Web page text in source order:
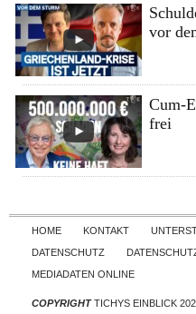
vor
Cum-
frei
HOME KONTAKT
DATENSCHUTZ
MEDIADATEN ONLINE
COPYRIGHTTICHYS EINBLICK